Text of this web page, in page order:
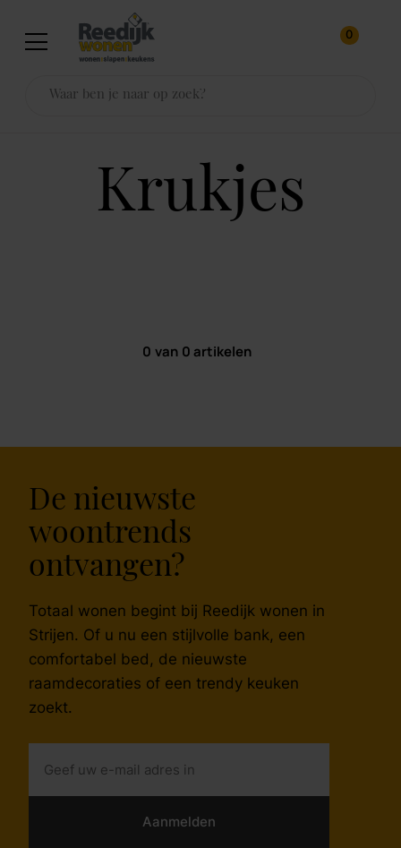
0
krukjes
0 van 0 artikelen
De nieuwste
woontrends
ontvangen?
Totaal wonen begint bij Reedijk wonen in
Strijen. Of u nu een stijlvolle bank, een
comfortabel bed, de nieuwste
raamdecoraties of een trendy keuken
zoekt.
Aanmelden